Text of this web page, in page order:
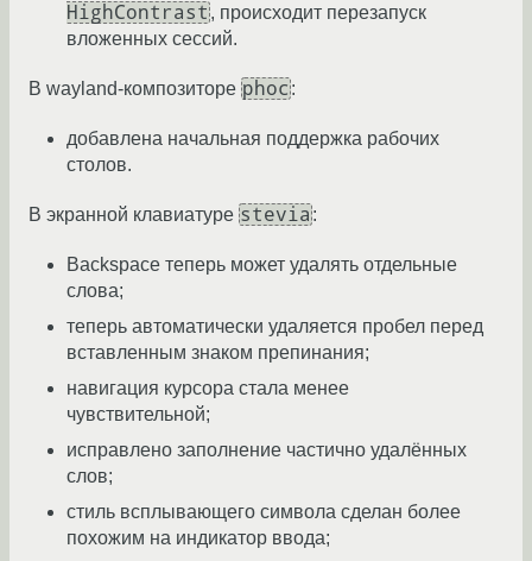
HighContrast , происходит перезапуск
вложенных сессий.
В wayland-композиторе phoc :
добавлена начальная поддержка рабочих
столов.
В экранной клавиатуре stevia :
Backspace теперь может удалять отдельные
слова;
теперь автоматически удаляется пробел перед
вставленным знаком препинания;
навигация курсора стала менее
чувствительной;
исправлено заполнение частично удалённых
слов;
стиль всплывающего символа сделан более
похожим на индикатор ввода;